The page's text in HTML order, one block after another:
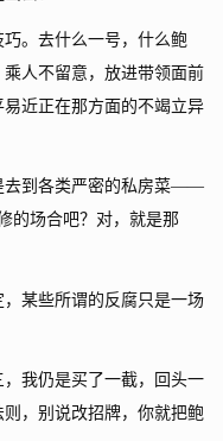
。去什么一号，什么鲍
人不留意，放进带领面前
近正在那方面的不竭立异
去到各类严密的私房菜——
的场合吧？对，就是那
某些所谓的反腐只是一场
我仍是买了一截，回头一
，别说改招牌，你就把鲍